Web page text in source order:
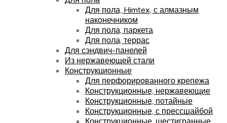
Для пола, Himtex, с алмазным
наконечником
Для пола, паркета
Для пола, террас
Для сэндвич-панелей
Из нержавеющей стали
Конструкционные
Для перфорированного крепежа
Конструкционные, нержавеющие
Конструкционные, потайные
Конструкционные, с прессшайбой
Конструкционные, шестигранные